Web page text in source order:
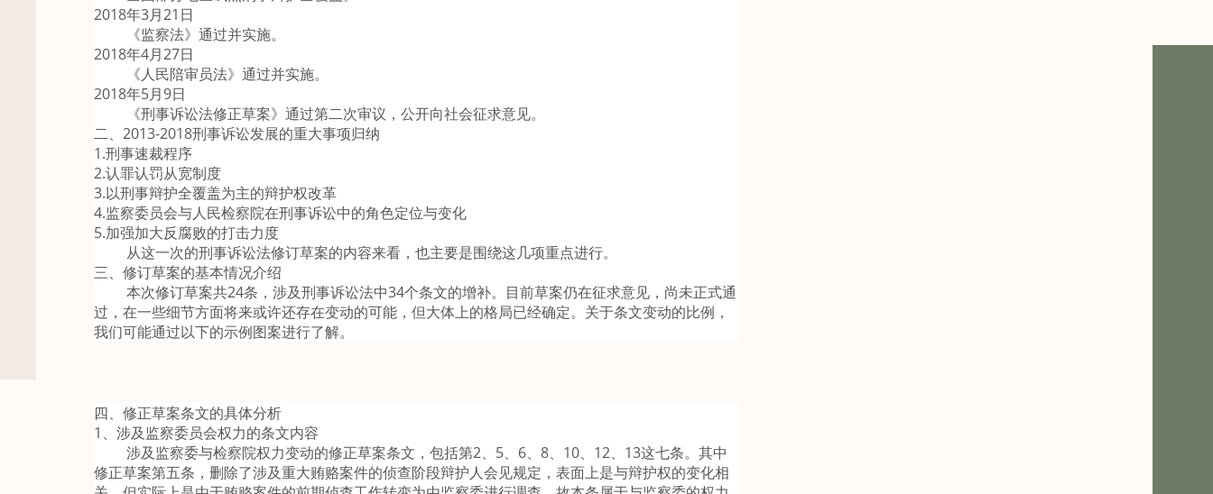
2018年3月21日
《监察法》通过并实施。
2018年4月27日
《人民陪审员法》通过并实施。
2018年5月9日
《刑事诉讼法修正草案》通过第二次审议，公开向社会征求意见。
二、2013-2018刑事诉讼发展的重大事项归纳
1.刑事速裁程序
2.认罪认罚从宽制度
3.以刑事辩护全覆盖为主的辩护权改革
4.监察委员会与人民检察院在刑事诉讼中的角色定位与变化
5.加强加大反腐败的打击力度
从这一次的刑事诉讼法修订草案的内容来看，也主要是围绕这几项重点进行。
三、修订草案的基本情况介绍
本次修订草案共24条，涉及刑事诉讼法中34个条文的增补。目前草案仍在征求意见，尚未正式通
过，在一些细节方面将来或许还存在变动的可能，但大体上的格局已经确定。关于条文变动的比例，
我们可能通过以下的示例图案进行了解。
四、修正草案条文的具体分析
1、涉及监察委员会权力的条文内容
涉及监察委与检察院权力变动的修正草案条文，包括第2、5、6、8、10、12、13这七条。其中
修正草案第五条，删除了涉及重大贿赂案件的侦查阶段辩护人会见规定，表面上是与辩护权的变化相